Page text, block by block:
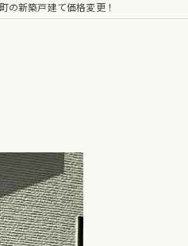
の新築戸建て価格変更！